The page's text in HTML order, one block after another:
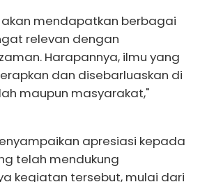
mendapatkan berbagai
relevan dengan
Harapannya, ilmu yang
dan disebarluaskan di
maupun masyarakat,"
apresiasi kepada
telah mendukung
kegiatan tersebut, mulai dari